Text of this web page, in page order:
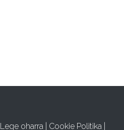
Lege oharra Cookie Politika